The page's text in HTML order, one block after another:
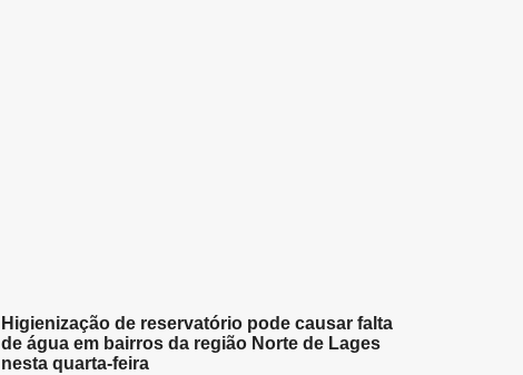
Higienização de reservatório pode causar falta
de água em bairros da região Norte de Lages
nesta quarta-feira